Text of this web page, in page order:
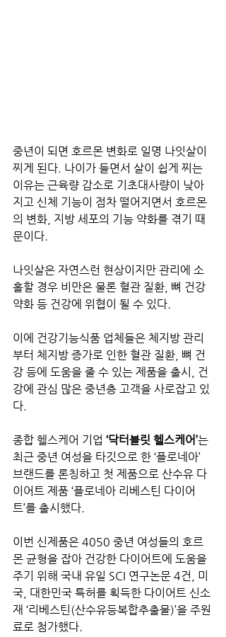
중년이 되면 호르몬 변화로 일명 나잇살이
찌게 된다. 나이가 들면서 살이 쉽게 찌는
이유는 근육량 감소로 기초대사량이 낮아
지고 신체 기능이 점차 떨어지면서 호르몬
의 변화, 지방 세포의 기능 약화를 겪기 때
문이다.
나잇살은 자연스런 현상이지만 관리에 소
홀할 경우 비만은 물론 혈관 질환, 뼈 건강
약화 등 건강에 위협이 될 수 있다.
이에 건강기능식품 업체들은 체지방 관리
부터 체지방 증가로 인한 혈관 질환, 뼈 건
강 등에 도움을 줄 수 있는 제품을 출시, 건
강에 관심 많은 중년층 고객을 사로잡고 있
다.
종합 헬스케어 기업 ‘닥터블릿 헬스케어’는
최근 중년 여성을 타깃으로 한 ‘플로네아’
브랜드를 론칭하고 첫 제품으로 산수유 다
이어트 제품 ‘플로네아 리베스틴 다이어
트’를 출시했다.
이번 신제품은 4050 중년 여성들의 호르
몬 균형을 잡아 건강한 다이어트에 도움을
주기 위해 국내 유일 SCI 연구논문 4건, 미
국, 대한민국 특허를 획득한 다이어트 신소
재 ‘리베스틴(산수유등복합추출물)’을 주원
료로 첨가했다.